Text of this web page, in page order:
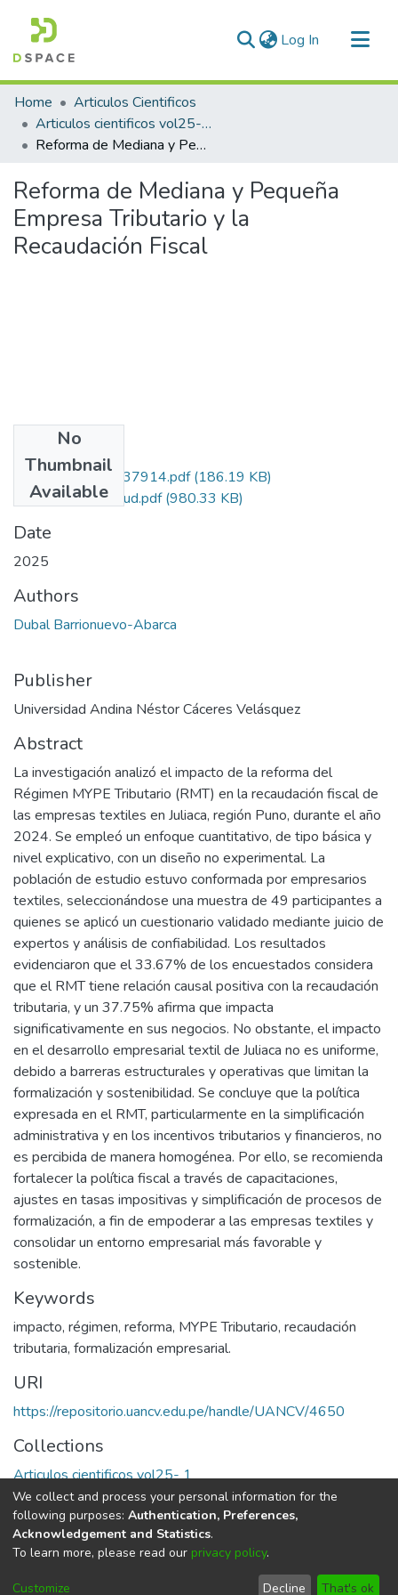
Log In (current)
Communities & Collections
All of DSpace
Statistics
Home
Articulos Cientificos
Articulos cientificos vol25- 1
Reforma de Mediana y Pequeña Empresa Tributario y la Recaudación Fiscal
Reforma de Mediana y Pequeña
Empresa Tributario y la
Recaudación Fiscal
No
Thumbnail
Available
0030_RCIA_02437914.pdf(186.19 KB)
grado de similitud.pdf(980.33 KB)
Date
2025
Authors
Dubal Barrionuevo-Abarca
Publisher
Universidad Andina Néstor Cáceres Velásquez
Abstract
La investigación analizó el impacto de la reforma del
Régimen MYPE Tributario (RMT) en la recaudación fiscal de
las empresas textiles en Juliaca, región Puno, durante el año
2024. Se empleó un enfoque cuantitativo, de tipo básica y
nivel explicativo, con un diseño no experimental. La
población de estudio estuvo conformada por empresarios
textiles, seleccionándose una muestra de 49 participantes a
quienes se aplicó un cuestionario validado mediante juicio de
expertos y análisis de confiabilidad. Los resultados
evidenciaron que el 33.67% de los encuestados considera
que el RMT tiene relación causal positiva con la recaudación
tributaria, y un 37.75% afirma que impacta
significativamente en sus negocios. No obstante, el impacto
en el desarrollo empresarial textil de Juliaca no es uniforme,
debido a barreras estructurales y operativas que limitan la
formalización y sostenibilidad. Se concluye que la política
expresada en el RMT, particularmente en la simplificación
administrativa y en los incentivos tributarios y financieros, no
es percibida de manera homogénea. Por ello, se recomienda
fortalecer la política fiscal a través de capacitaciones,
ajustes en tasas impositivas y simplificación de procesos de
formalización, a fin de empoderar a las empresas textiles y
consolidar un entorno empresarial más favorable y
sostenible.
Keywords
impacto, régimen, reforma, MYPE Tributario, recaudación
tributaria, formalización empresarial.
URI
https://repositorio.uancv.edu.pe/handle/UANCV/4650
Collections
Articulos cientificos vol25- 1
Full item page
DSpace softwarecopyright © 2002-2026
Cookie
End User
Send
We collect and process your personal information for the
following purposes: Authentication, Preferences,
Acknowledgement and Statistics.
To learn more, please read our privacy policy.
Customize Decline That's ok